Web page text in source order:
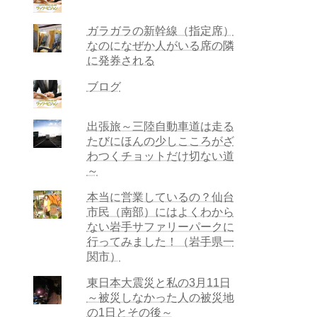
ガラガラの新幹線（指定席）
なのになぜか人がいる席の隣
に発券される
ブログ
出張旅～三陸自動車道は走る
たびにほんの少しこころがざ
わつくチョットだけ切ない道
～
本当に営業しているの？仙台
市民（南部）にはよくわから
ない岩手サファリーパークに
行ってみました！（岩手県一
関市）
東日本大震災と私の3月11日
～被災しなかった人の被災地
の1日とその後～